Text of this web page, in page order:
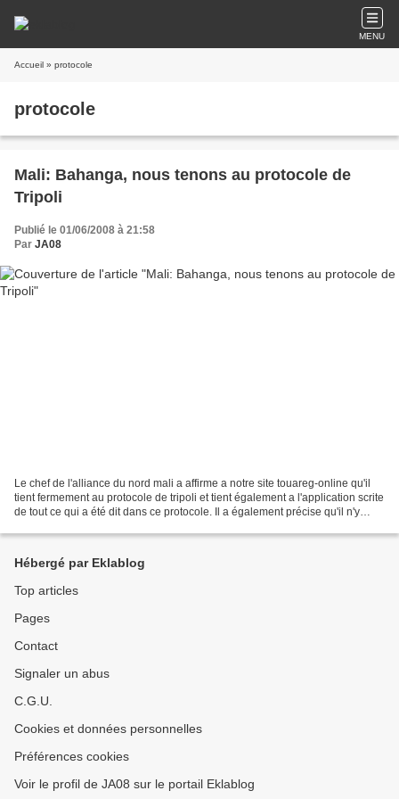
MENU
Accueil » protocole
protocole
Mali: Bahanga, nous tenons au protocole de
Tripoli
Publié le 01/06/2008 à 21:58
Par JA08
Le chef de l'alliance du nord mali a affirme a notre site touareg-online qu'il
tient fermement au protocole de tripoli et tient également a l'application scrite
de tout ce qui a été dit dans ce protocole. Il a également précise qu'il n'y
Hébergé par Eklablog
Top articles
Pages
Contact
Signaler un abus
C.G.U.
Cookies et données personnelles
Préférences cookies
Voir le profil de JA08 sur le portail Eklablog